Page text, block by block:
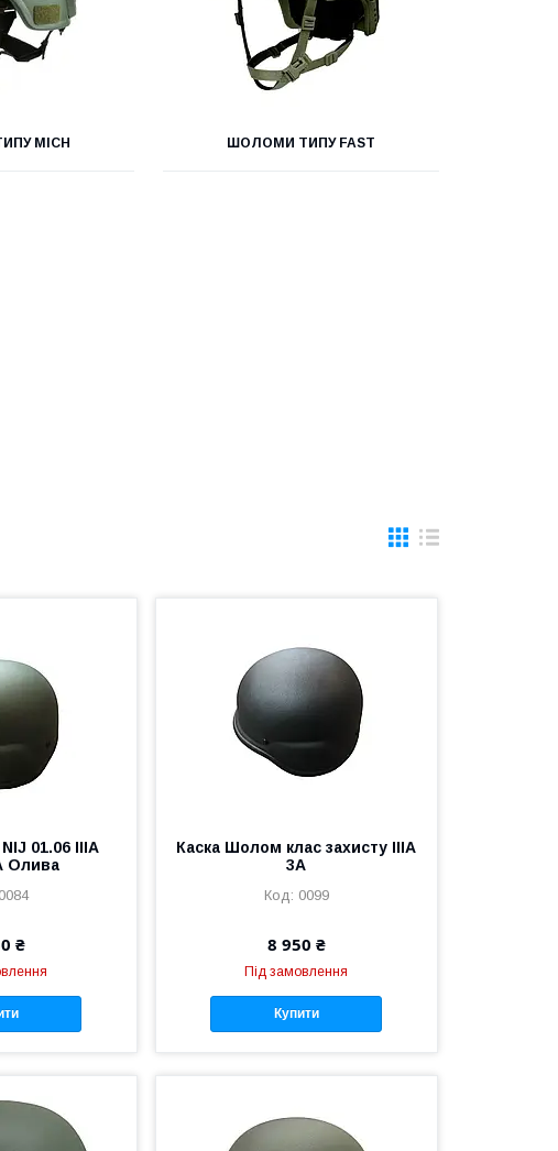
MICH ШОЛОМИ ТИПУ FAST
01.06 IIIA
Олива
0084
₴
Каска Шолом клас захисту IIIA
3A
0099
8 950 ₴
Під замовлення
Купити